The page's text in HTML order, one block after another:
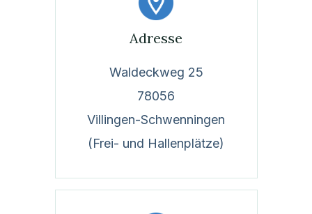
Adresse
Waldeckweg 25
78056
Villingen-Schwenningen
(Frei- und Hallenplätze)